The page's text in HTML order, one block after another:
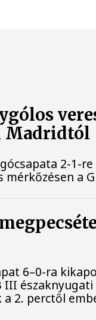
Madridtól
2-1-
a
6–0-ra
III
2. perctől